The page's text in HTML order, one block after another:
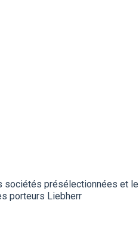
sociétés présélectionnées et
porteurs Liebherr